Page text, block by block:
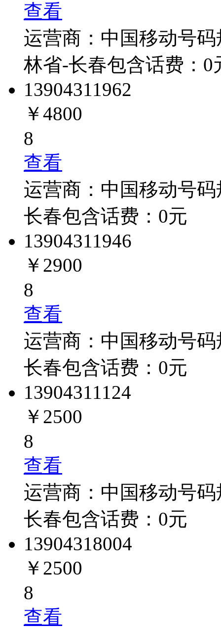
查看
运营商： 中国移动号
林省-长春包含话费： 0
13904311962
￥4800
8
查看
运营商： 中国移动号码
长春包含话费： 0元
13904311946
￥2900
8
查看
运营商： 中国移动号码
长春包含话费： 0元
13904311124
￥2500
8
查看
运营商： 中国移动号码
长春包含话费： 0元
13904318004
￥2500
8
查看